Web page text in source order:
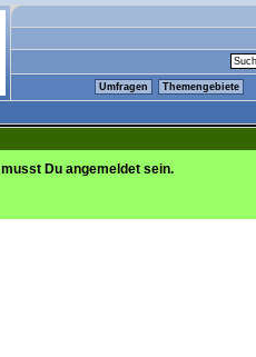
Umfragen Themengebiete
Du angemeldet sein.